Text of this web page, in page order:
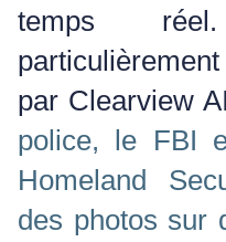
temps
par Clearview
police, le FBI
Homeland
des photos sur